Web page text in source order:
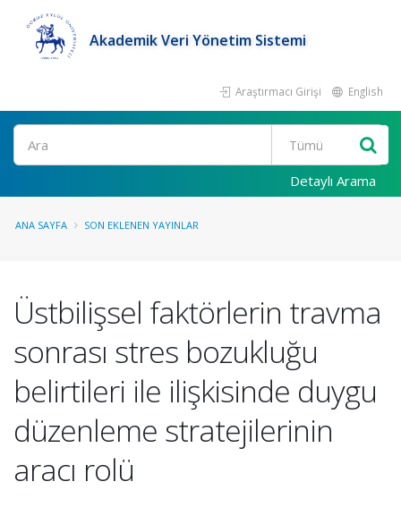
Akademik Veri Yönetim Sistemi
Araştırmacı Girişi English
Ara
Detaylı Arama
ANA SAYFA SON EKLENEN YAYINLAR
Üstbilişsel faktörlerin travma
sonrası stres bozukluğu
belirtileri ile ilişkisinde duygu
düzenleme stratejilerinin
aracı rolü